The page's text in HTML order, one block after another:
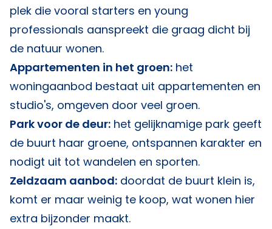
plek die vooral starters en young
professionals aanspreekt die graag dicht bij
de natuur wonen.
Appartementen in het groen: het
woningaanbod bestaat uit appartementen en
studio's, omgeven door veel groen.
Park voor de deur: het gelijknamige park geeft
de buurt haar groene, ontspannen karakter en
nodigt uit tot wandelen en sporten.
Zeldzaam aanbod: doordat de buurt klein is,
komt er maar weinig te koop, wat wonen hier
extra bijzonder maakt.